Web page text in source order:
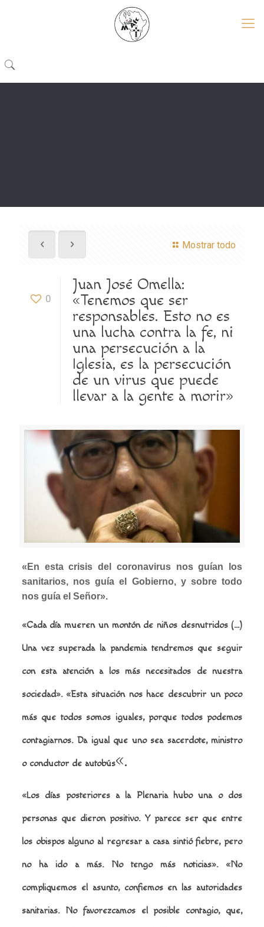
Mostrar todo
0
Juan José Omella:
«Tenemos que ser
responsables. Esto no es
una lucha contra la fe, ni
una persecución a la
Iglesia, es la persecución
de un virus que puede
llevar a la gente a morir»
«En esta crisis del coronavirus nos guían los
sanitarios, nos guía el Gobierno, y sobre todo
nos guía el Señor».
«Cada día mueren un montón de niños desnutridos (…)
Una vez superada la pandemia tendremos que seguir
con esta atención a los más necesitados de nuestra
sociedad». «Esta situación nos hace descubrir un poco
más que todos somos iguales, porque todos podemos
contagiarnos. Da igual que uno sea sacerdote, ministro
o conductor de autobús«.
«Los días posteriores a la Plenaria hubo una o dos
personas que dieron positivo. Y parece ser que entre
los obispos alguno al regresar a casa sintió fiebre, pero
no ha ido a más. No tengo más noticias». «No
compliquemos el asunto, confiemos en las autoridades
sanitarias. No favorezcamos el posible contagio, que,